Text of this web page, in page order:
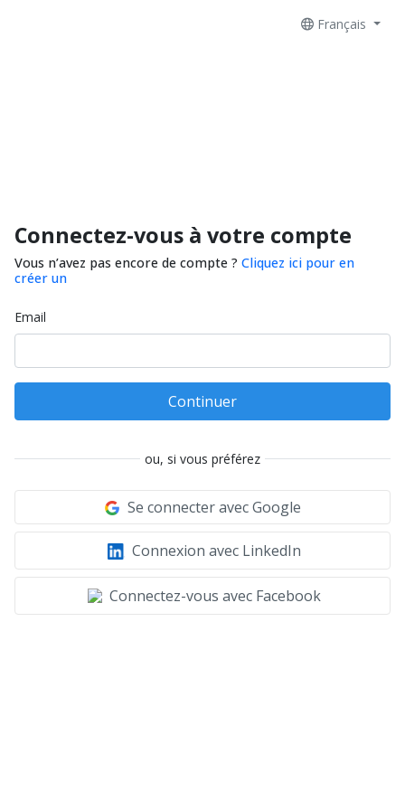
Français
Connectez-vous à votre compte
Vous n’avez pas encore de compte ? Cliquez ici pour en
créer un
Email
Continuer
ou, si vous préférez
Se connecter avec Google
Connexion avec LinkedIn
Connectez-vous avec Facebook